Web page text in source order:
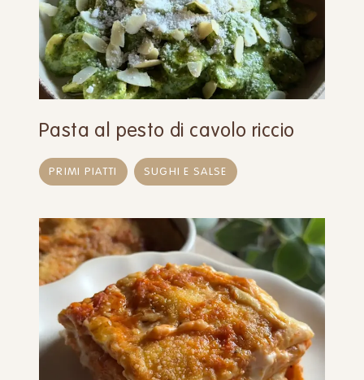
Pasta al pesto di cavolo riccio
PRIMI PIATTI SUGHI E SALSE